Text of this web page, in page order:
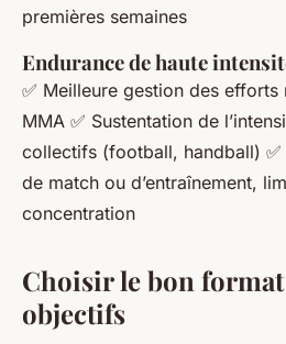
premières semaines
Endurance de haute
✅ Meilleure gestion des efforts
MMA ✅ Sustentation de
collectifs (football, handball)
de match ou d’entraînement,
concentration
Choisir le bon
objectifs